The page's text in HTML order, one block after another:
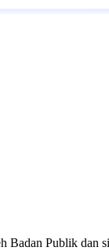
Badan Publik